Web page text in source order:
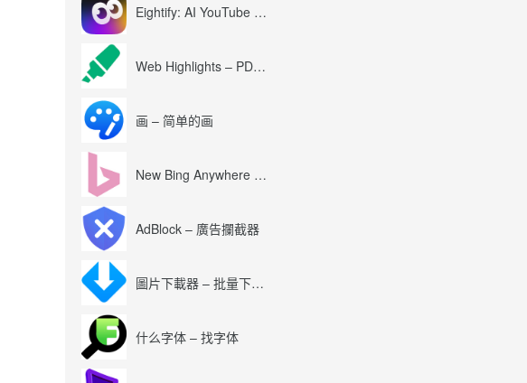
Eightify: AI YouTube Summary with ChatGPT
Web Highlights – PDF & Web Highlighter
画 – 简单的画
New Bing Anywhere (Bing Chat GPT-4)
AdBlock – 廣告攔截器
圖片下載器 – 批量下載圖片
什么字体 – 找字体